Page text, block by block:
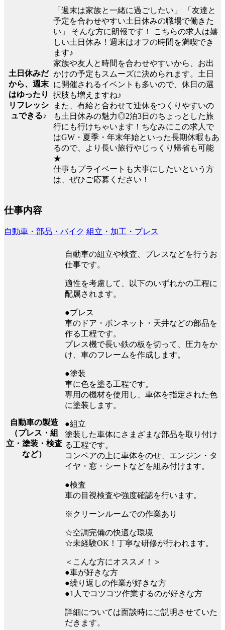
土日休みだ
から、週末
はゆったり
リフレッシ
ュできる♪
「週末は家族と一緒に過ごしたい」 「友達と
予定を合わせやすい土日休みの職場で働きた
い」 そんな方に朗報です！ こちらの求人は嬉
しい土日休み！週末はオフの時間を満喫でき
ます♪
家族や友人と時間を合わせやすいから、お出
かけの予定もスムーズに決められます。土日
に開催されるイベントも多いので、休日の選
択肢も増えますね♪
また、有給と合わせて連休をつくりやすいの
も土日休みの魅力◎2泊3日のちょっとした旅
行にも行けちゃいます！ちなみにこの求人で
はGW・夏季・年末年始といった長期休暇もあ
るので、より長い旅行やじっくり帰省も可能
★
仕事もプライベートも大事にしたいという方
は、ぜひご応募ください！
仕事内容
自動車・部品・バイク 組立・加工・プレス
自動車の製造
（プレス・組
立・塗装・検査
など）
自動車の組立や検査、プレスなどを行うお
仕事です。
適性を考慮して、以下のいずれかの工程に
配属されます。
●プレス
車のドア・ボンネット・天井などの部品を
作る工程です。
プレス機で長い鉄の板を切って、圧力をか
け、車のフレームを作成します。
●塗装
車に色を塗る工程です。
専用の機材を使用し、車体を指定された色
に塗装します。
●組立
塗装した車体にさまざまな部品を取り付け
る工程です。
コンベアの上に車体をのせ、エンジン・タ
イヤ・窓・シートなどを組み付けます。
●検査
車の目視検査や強度確認を行います。
※クリーンルームでの作業あり
☆空調完備の快適な環境
☆未経験OK！丁寧な研修が行われます。
＜こんな方にオススメ！＞
●車が好きな方
●繰り返しの作業が好きな方
●1人でコツコツ作業するのが好きな方
詳細については面談時にご説明させていた
だきます。